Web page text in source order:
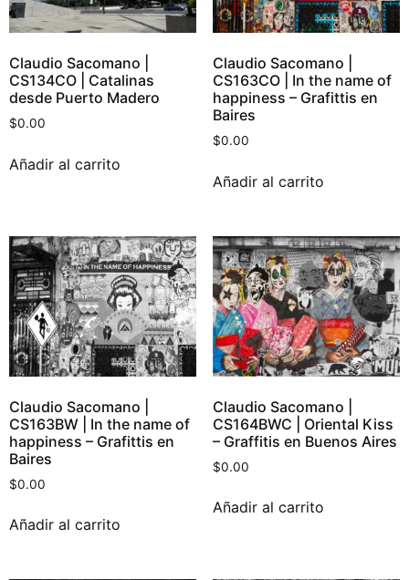
Claudio Sacomano |
CS134CO | Catalinas
desde Puerto Madero
$0.00
Añadir al carrito
Claudio Sacomano |
CS163CO | In the name of
happiness – Grafittis en
Baires
$0.00
Añadir al carrito
Claudio Sacomano |
CS163BW | In the name of
happiness – Grafittis en
Baires
$0.00
Añadir al carrito
Claudio Sacomano |
CS164BWC | Oriental Kiss
– Graffitis en Buenos Aires
$0.00
Añadir al carrito